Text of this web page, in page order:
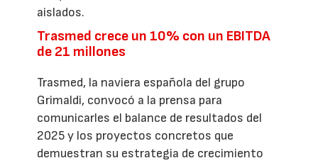
aislados.
Trasmed crece un 10% con un EBITDA
de 21 millones
Trasmed, la naviera española del grupo
Grimaldi, convocó a la prensa para
comunicarles el balance de resultados del
2025 y los proyectos concretos que
demuestran su estrategia de crecimiento